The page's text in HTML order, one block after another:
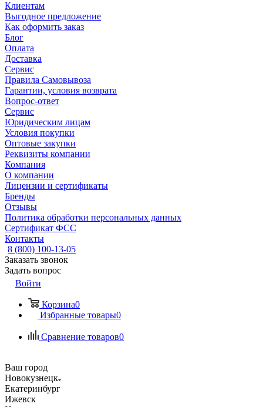
Клиентам
Выгодное предложение
Как оформить заказ
Блог
Оплата
Доставка
Сервис
Правила Самовывоза
Гарантии, условия возврата
Вопрос-ответ
Сервис
Юридическим лицам
Условия покупки
Оптовые закупки
Реквизиты компании
Компания
О компании
Лицензии и сертификаты
Бренды
Отзывы
Политика обработки персональных данных
Сертификат ФСС
Контакты
8 (800) 100-13-05
Заказать звонок
Задать вопрос
Войти
Корзина0
Избранные товары0
Сравнение товаров0
Ваш город
Новокузнецк
Екатеринбург
Ижевск